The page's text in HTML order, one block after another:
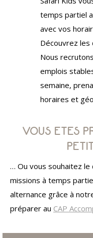
temps partiel
avec vos
Découvrez les
Nous
emplois
semaine,
horaires et
VOUS ETES
… Ou vous souhaitez
missions à temps
alternance grâce à
préparer au CAP